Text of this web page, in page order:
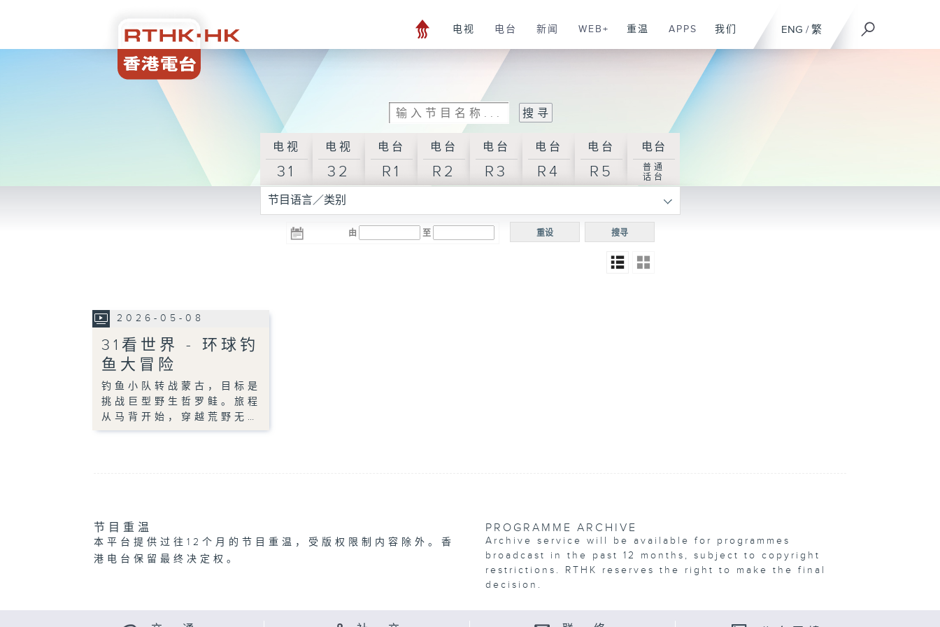
ENG / 繁
电视 电台 新闻 WEB+ 重温 APPS 我们
电视
31
电视
32
电台
R1
电台
R2
电台
R3
电台
R4
电台
R5
电台
普通
话台
节目语言／类别
由 至 搜寻
重设
2026-05-08
31看世界 - 环球钓
鱼大冒险
钓鱼小队转战蒙古，目标是
挑战巨型野生哲罗鲑。旅程
从马背开始，穿越荒野无…
节目重温
本平台提供过往12个月的节目重温，受版权限制内容除外。香
港电台保留最终决定权。
PROGRAMME ARCHIVE
Archive service will be available for programmes
broadcast in the past 12 months, subject to copyright
restrictions. RTHK reserves the right to make the final
decision.